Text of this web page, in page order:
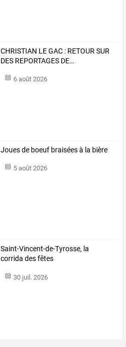
CHRISTIAN LEGAC : RETOUR SUR
DES REPORTAGES DE…
6 août 2026
Joues de boeuf braisées à la bière
5 août 2026
Saint-Vincent-de-Tyrosse, la
corrida des fêtes
30 juil. 2026